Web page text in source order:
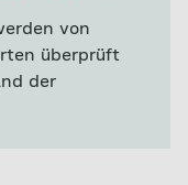
von
überprüft
der